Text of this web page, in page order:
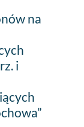
na
i